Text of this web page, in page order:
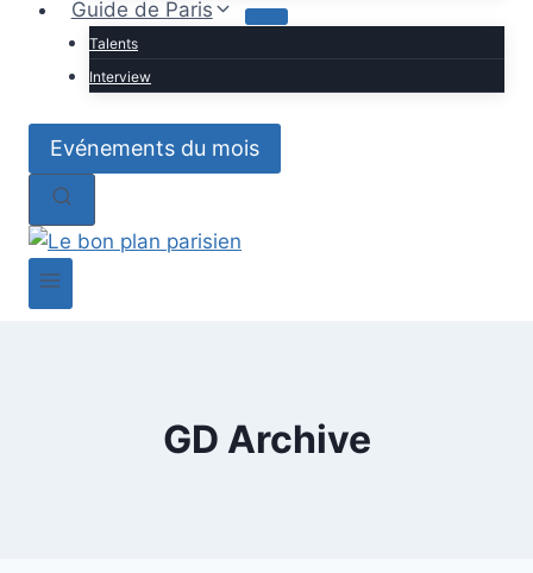
Guide de Paris
Talents
Interview
Evénements du mois
GD Archive